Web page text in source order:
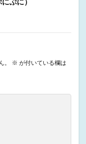
ぷに）
。 ※ が付いている欄は